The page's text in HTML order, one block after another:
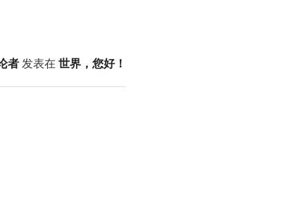
者发表在 世界，您好！